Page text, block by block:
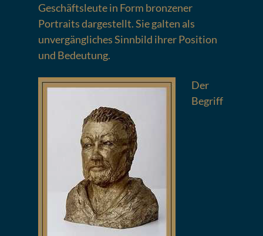
Geschäftsleute in Form bronzener
Portraits dargestellt. Sie galten als
unvergängliches Sinnbild ihrer Position
und Bedeutung.
Der
Begriff